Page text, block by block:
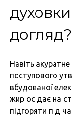
догляд?
Навіть
поступового
вбудованої
жир осідає на
підгоряти під